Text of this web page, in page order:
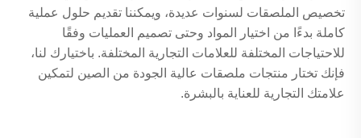
تخصيص الملصقات لسنوات عديدة، ويمكننا تقديم حلول عملية
كاملة بدءًا من اختيار المواد وحتى تصميم العمليات وفقًا
للاحتياجات المختلفة للعلامات التجارية المختلفة. باختيارك لنا،
فإنك تختار منتجات ملصقات عالية الجودة من الصين لتمكين
علامتك التجارية للعناية بالبشرة.